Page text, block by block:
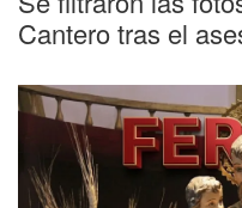
Cantero tras el